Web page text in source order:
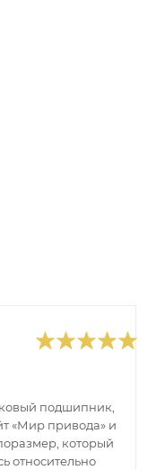
подшипник,
«Мир привода» и
который
относительно